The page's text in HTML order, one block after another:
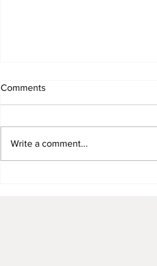
Comments
Write a comment...